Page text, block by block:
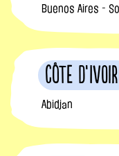
Buenos Aires -
Côte
Abidjan